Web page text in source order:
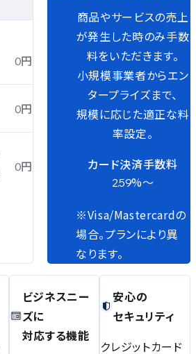
0円
0円
0円
商品やサービスの売上
が発生した時のみ手数
料をいただきます。
小規模事業者からエン
タープライズまで、
規模に応じた適正な料
率設定。
カード決済手数料
2.59%〜
※Visa/Mastercardの
場合。プランにより異
なります。
ビジネスニー
ズに
対応する機能
安心の
セキュリティ
クレジットカード